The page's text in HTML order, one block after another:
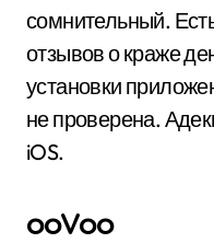
сомнительный.
отзывов о краже
установки
не проверена.
iOS.
ooVoo